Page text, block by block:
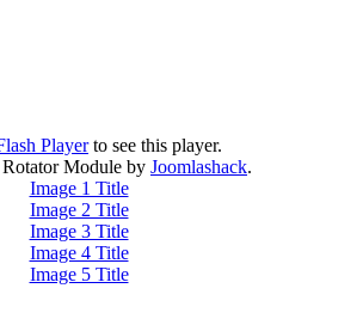
Playerto see this player.
Module by Joomlashack.
Image 1 Title
Image 2 Title
Image 3 Title
Image 4 Title
Image 5 Title